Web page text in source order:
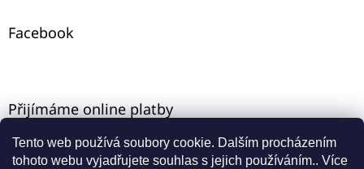
Tento web používá soubory cookie. Dalším procházením
tohoto webu vyjadřujete souhlas s jejich používáním.. Více
Facebook
Přijímáme online platby